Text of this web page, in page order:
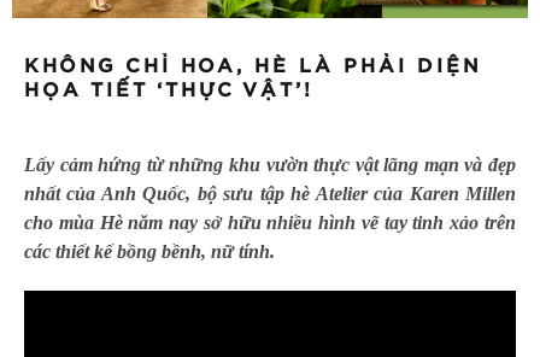
KHÔNG CHỈ HOA, HÈ LÀ PHẢI DIỆN
HỌA TIẾT ‘THỰC VẬT’!
Lấy cảm hứng từ những khu vườn thực vật lãng mạn và đẹp
nhất của Anh Quốc, bộ sưu tập hè Atelier của Karen Millen
cho mùa Hè năm nay sở hữu nhiều hình vẽ tay tinh xảo trên
các thiết kế bồng bềnh, nữ tính.